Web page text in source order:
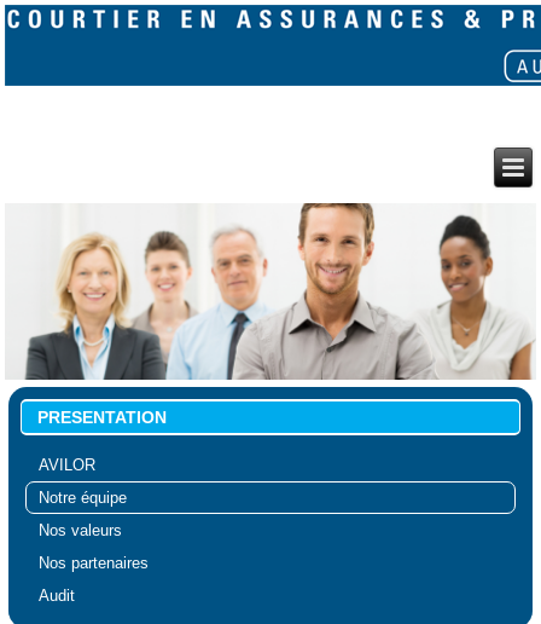
PRESENTATION
AVILOR
Notre équipe
Nos valeurs
Nos partenaires
Audit